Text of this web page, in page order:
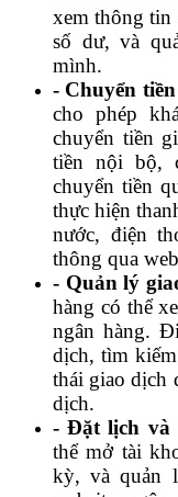
xem thông tin
số dư, và
mình.
- Chuyển
cho phép
chuyển tiền
tiền nội bộ,
chuyển tiền
thực hiện
nước, điện
thông qua
- Quản lý
hàng có thể
ngân hàng.
dịch, tìm
thái giao dịch
dịch.
- Đặt lịch và
thể mở tài
kỳ, và quản